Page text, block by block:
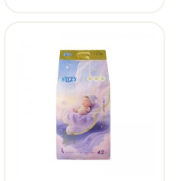
absorção de água,
calças descartáveis,
atacado, logotipo
personalizável OEM